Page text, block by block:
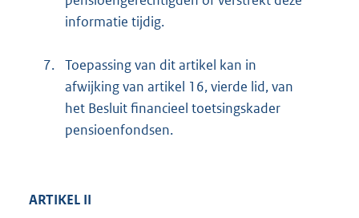
informatie tijdig.
7. Toepassing van dit artikel kan in
afwijking van artikel 16, vierde lid, van
het Besluit financieel toetsingskader
pensioenfondsen.
ARTIKEL II